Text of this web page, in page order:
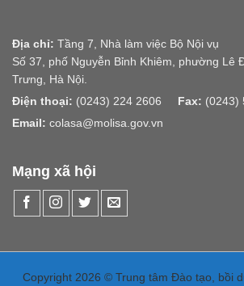
Địa chỉ: Tầng 7, Nhà làm việc Bộ Nội vụ
Số 37, phố Nguyễn Bỉnh Khiêm, phường Lê
Trưng, Hà Nội.
Điện thoại: (0243) 224 2606 Fax: (0243)
Email: colasa@molisa.gov.vn
Mạng xã hội
Copyright 2026 © Trung tâm Đào tạo, bồi